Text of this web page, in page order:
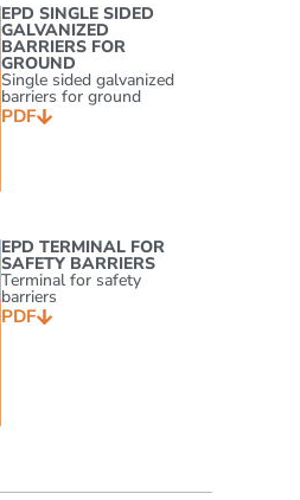
EPD SINGLE SIDED
GALVANIZED
BARRIERS FOR
GROUND
Single sided galvanized
barriers for ground
PDF
EPD TERMINAL FOR
SAFETY BARRIERS
Terminal for safety
barriers
PDF